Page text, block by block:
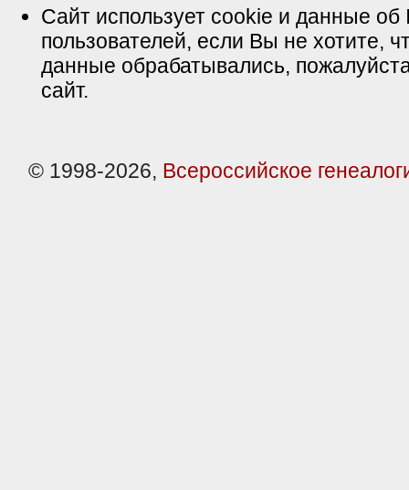
Сайт использует cookie и данные об
пользователей, если Вы не хотите,
данные обрабатывались,
сайт.
© 1998-2026, Всероссийское